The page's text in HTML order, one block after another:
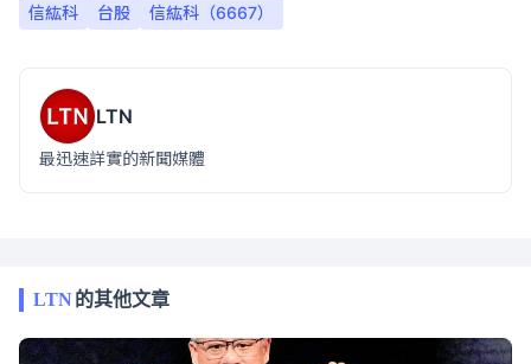
信紘科 台股 信紘科（6667）
LTN
最迅速詳實的新聞媒體
LTN的其他文章